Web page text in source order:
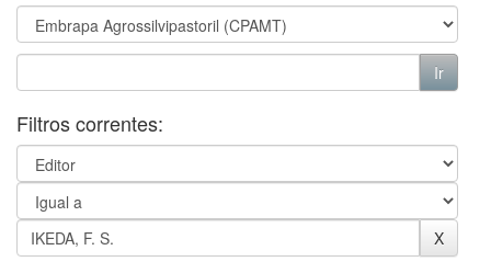
Filtros correntes: